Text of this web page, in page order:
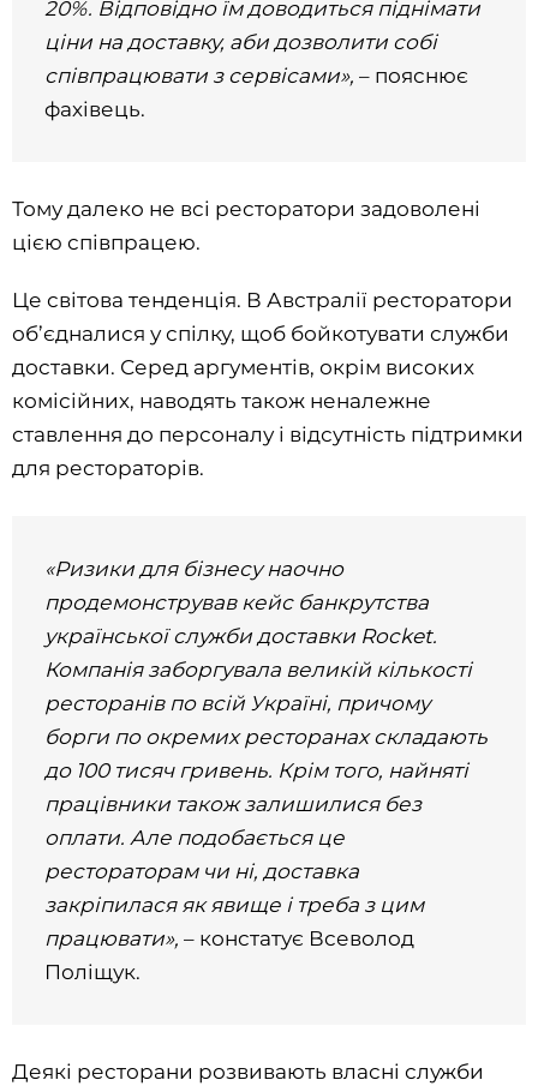
20%. Відповідно їм доводиться піднімати
ціни на доставку, аби дозволити собі
співпрацювати з сервісами», – пояснює
фахівець.
Тому далеко не всі ресторатори задоволені
цією співпрацею.
Це світова тенденція. В Австралії ресторатори
об’єдналися у спілку, щоб бойкотувати служби
доставки. Серед аргументів, окрім високих
комісійних, наводять також неналежне
ставлення до персоналу і відсутність підтримки
для рестораторів.
«Ризики для бізнесу наочно
продемонстрував кейс банкрутства
української служби доставки Rocket.
Компанія заборгувала великій кількості
ресторанів по всій Україні, причому
борги по окремих ресторанах складають
до 100 тисяч гривень. Крім того, найняті
працівники також залишилися без
оплати. Але подобається це
рестораторам чи ні, доставка
закріпилася як явище і треба з цим
працювати», – констатує Всеволод
Поліщук.
Деякі ресторани розвивають власні служби